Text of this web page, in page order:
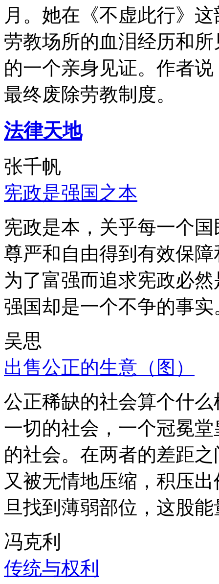
月。她在《不虚此行》
劳教场所的血泪经历和
的一个亲身见证。作者
最终废除劳教制度。
法律天地
张千帆
宪政是强国之本
宪政是本，关乎每一个
尊严和自由得到有效保
为了富强而追求宪政必
强国却是一个不争的事实
吴思
出售公正的生意（图）
公正稀缺的社会算个什
一切的社会，一个冠冕
的社会。在两者的差距
又被无情地压缩，积压
旦找到薄弱部位，这股
冯克利
传统与权利